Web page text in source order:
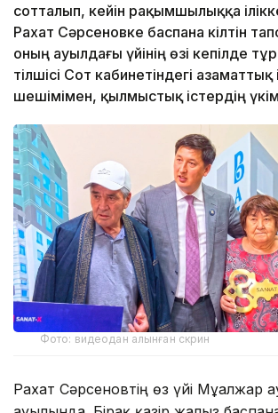
сотталып, кейін рақымшылыққа
Рахат Сәрсеновке баспана кілтін
оның ауылдағы үйінің өзі кепілде
тілшісі Сот кабинетіндегі азаматтық
шешімімен, қылмыстық істердің
Фото: видеодан алынған скрин
Рахат Сәрсеновтің өз үйі Мұғалжар